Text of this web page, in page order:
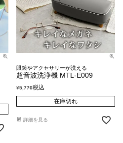
眼鏡やアクセサリーが洗える
超音波洗浄機 MTL-E009
¥5,770税込
在庫切れ
詳細を見る